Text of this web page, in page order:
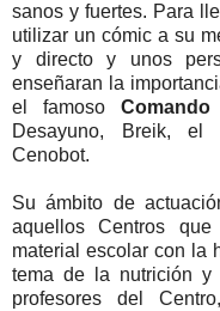
sanos y fuertes. Para
utilizar un cómic a su
y directo y unos
enseñaran la
el famoso
Desayuno, Breik, el
Cenobot.
Su ámbito de
aquellos Centros
material escolar con la
tema de la nutrición y
profesores del